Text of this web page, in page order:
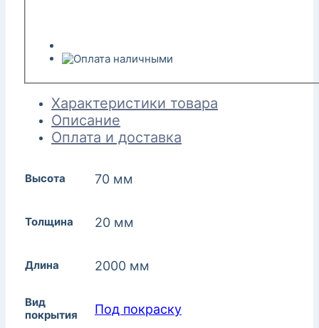
Характеристики товара
Описание
Оплата и доставка
Высота 70 мм
Толщина 20 мм
Длина 2000 мм
Вид
покрытия
Под покраску